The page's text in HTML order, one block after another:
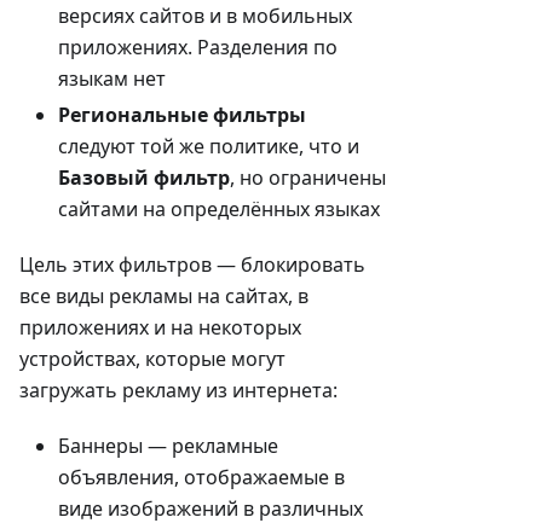
версиях сайтов и в мобильных
приложениях. Разделения по
языкам нет
Региональные фильтры
следуют той же политике, что и
Базовый фильтр, но ограничены
сайтами на определённых языках
Цель этих фильтров — блокировать
все виды рекламы на сайтах, в
приложениях и на некоторых
устройствах, которые могут
загружать рекламу из интернета:
Баннеры — рекламные
объявления, отображаемые в
виде изображений в различных